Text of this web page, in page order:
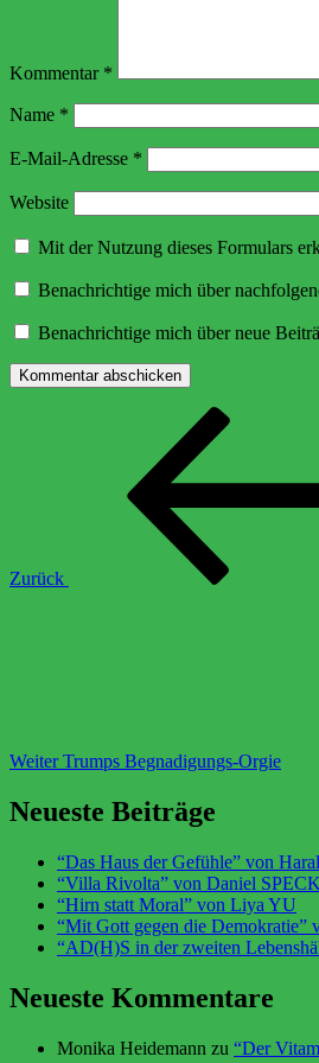
Kommentar *
Name *
E-Mail-Adresse *
Website
Mit der Nutzung dieses Formulars
Benachrichtige mich über
Benachrichtige mich über neue
Zurück
Weiter Trumps Begnadigungs-Orgie
Neueste Beiträge
“Das Haus der Gefühle” von
“Villa Rivolta” von Daniel SPECK
“Hirn statt Moral” von Liya YU
“Mit Gott gegen die Demokratie”
“AD(H)S in der zweiten
Neueste Kommentare
Monika Heidemann zu “Der